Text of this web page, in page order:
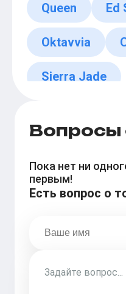
Queen Ed
Oktavvia
Sierra Jade
Вопросы
Пока нет ни
первым!
Есть вопрос о